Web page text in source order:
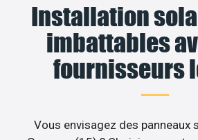
Installation
imbattables
fournisseurs
Vous envisagez des panneaux